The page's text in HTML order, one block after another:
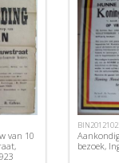
van 10
bezoek,